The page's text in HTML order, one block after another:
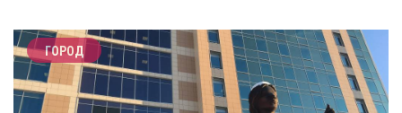
ГОРОД